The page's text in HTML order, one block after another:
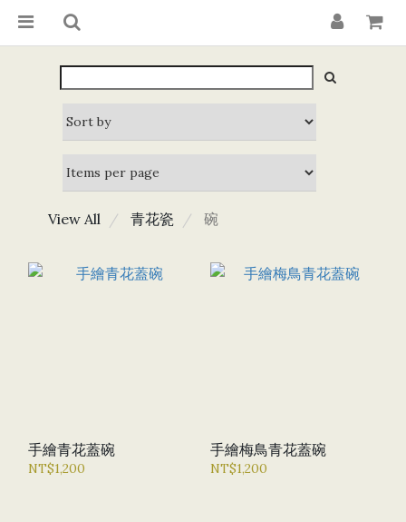
View All 青花瓷 碗
手繪青花蓋碗
NT$1,200
手繪梅鳥青花蓋碗
NT$1,200